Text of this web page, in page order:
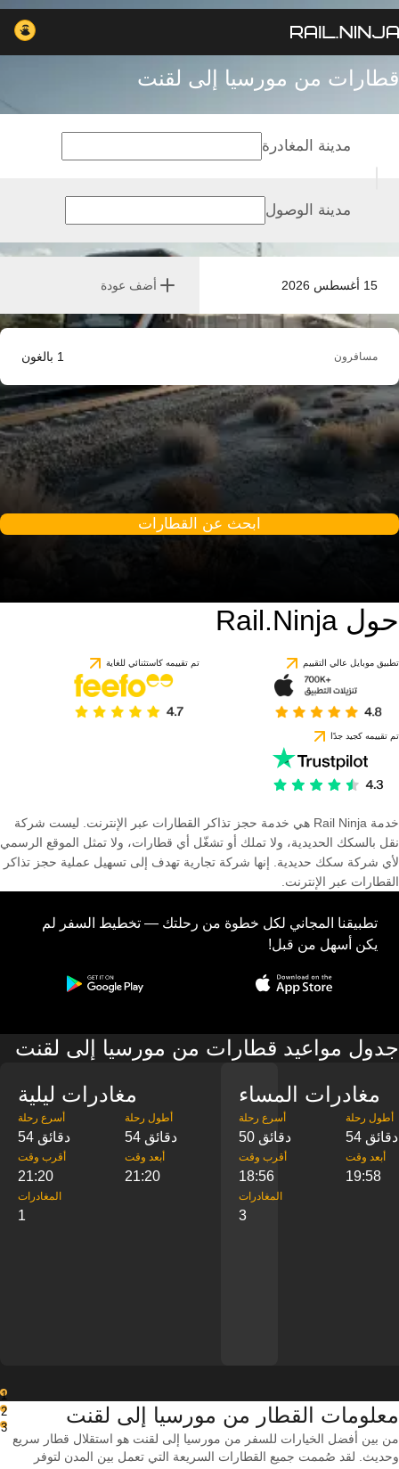
قطارات من مورسيا إلى لقنت
15 أغسطس 2026 أضف عودة
مدينة المغادرة
مدينة الوصول
مسافرون 1 بالغون
ابحث عن القطارات
حول Rail.Ninja
تطبيق موبايل عالي التقييم تم تقييمه كاستثنائي للغاية
تم تقييمه كجيد جدًا
خدمة Rail Ninja هي خدمة حجز تذاكر القطارات عبر الإنترنت. ليست شركة
نقل بالسكك الحديدية، ولا تملك أو تشغّل أي قطارات، ولا تمثل الموقع الرسمي
لأي شركة سكك حديدية. إنها شركة تجارية تهدف إلى تسهيل عملية حجز تذاكر
القطارات عبر الإنترنت.
تطبيقنا المجاني لكل خطوة من رحلتك — تخطيط السفر لم
يكن أسهل من قبل!
جدول مواعيد قطارات من مورسيا إلى لقنت
مغادرات ليلية
‎أسرع رحلة
54 دقائق
‎أطول رحلة
54 دقائق
‎أقرب وقت
21:20
‎أبعد وقت
21:20
‎المغادرات
1
مغادرات المساء
‎أسرع رحلة
50 دقائق
‎أطول رحلة
54 دقائق
‎أقرب وقت
18:56
‎أبعد وقت
19:58
‎المغادرات
3
1
2
3
معلومات القطار من ‎مورسيا إلى ‎لقنت
من بين أفضل الخيارات للسفر من مورسيا إلى لقنت هو استقلال قطار سريع
وحديث. لقد صُممت جميع القطارات السريعة التي تعمل بين المدن لتوفر